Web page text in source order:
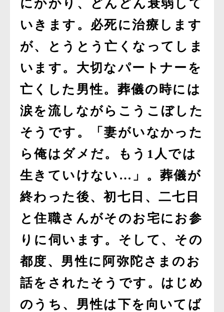
にかかり、どんどん衰弱して
いきます。必死に治療します
が、とうとう亡くなってしま
います。大切なパートナーを
亡くした男性。葬儀の時には
涙を流しながらこうこぼした
そうです。「妻がいなかった
ら俺はダメだ。もう1人では
生きていけない…」。葬儀が
終わった後、初七日、二七日
と住職さんがそのお宅にお参
りに伺います。そして、その
都度、男性に阿弥陀さまのお
話をされたそうです。はじめ
のうち、男性は下を向いてば